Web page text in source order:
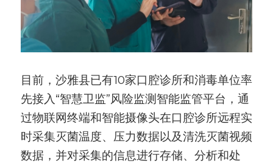
目前，沙雅县已有10家口腔诊所和消毒单位率
先接入“智慧卫监”风险监测智能监管平台，通
过物联网终端和智能摄像头在口腔诊所远程实
时采集灭菌温度、压力数据以及清洗灭菌视频
数据，并对采集的信息进行存储、分析和处